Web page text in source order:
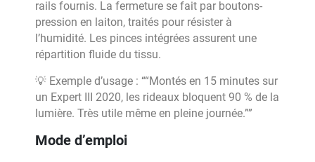
rails fournis. La fermeture se fait par boutons-
pression en laiton, traités pour résister à
l’humidité. Les pinces intégrées assurent une
répartition fluide du tissu.
💡 Exemple d’usage : ““Montés en 15 minutes sur
un Expert III 2020, les rideaux bloquent 90 % de la
lumière. Très utile même en pleine journée.””
Mode d’emploi